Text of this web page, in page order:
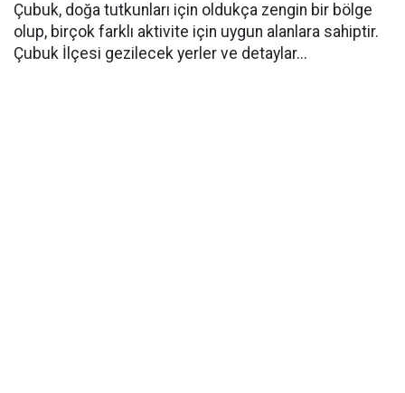
Çubuk, doğa tutkunları için oldukça zengin bir bölge
olup, birçok farklı aktivite için uygun alanlara sahiptir.
Çubuk İlçesi gezilecek yerler ve detaylar...